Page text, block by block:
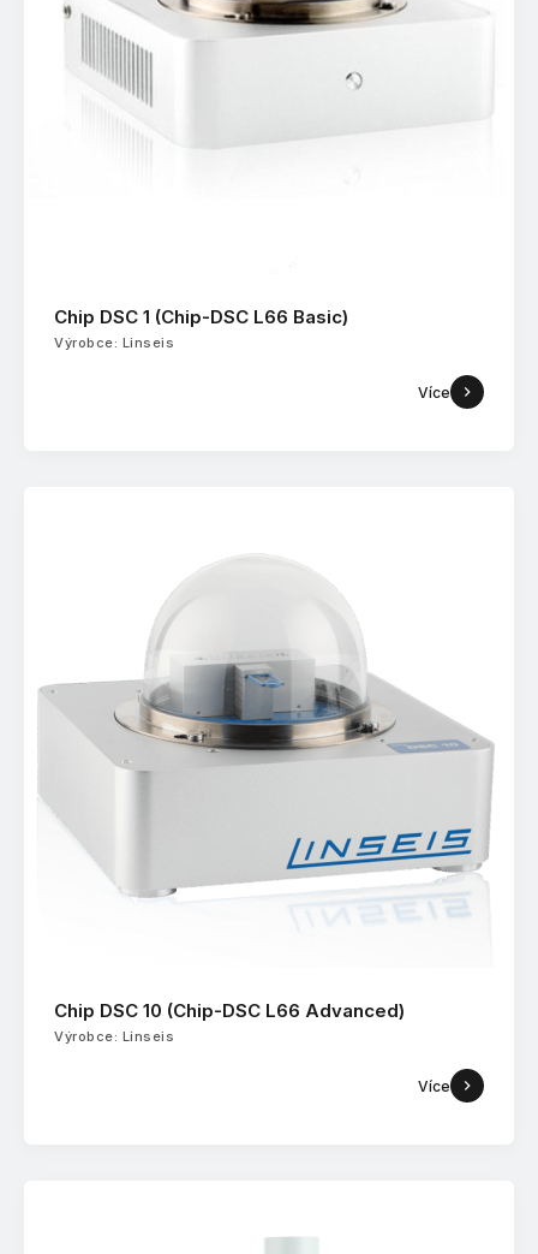
Chip DSC 1 (Chip-DSC L66 Basic)
Výrobce: Linseis
Více
Chip DSC 10 (Chip-DSC L66 Advanced)
Výrobce: Linseis
Více